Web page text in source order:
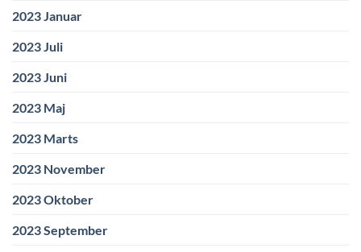
2023 Januar
2023 Juli
2023 Juni
2023 Maj
2023 Marts
2023 November
2023 Oktober
2023 September